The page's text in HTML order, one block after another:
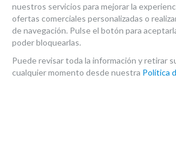
nuestros servicios para mejorar la
ofertas comerciales personalizadas o
de navegación. Pulse el botón para
poder bloquearlas.
Puede revisar toda la información y retirar
cualquier momento desde nuestra Política